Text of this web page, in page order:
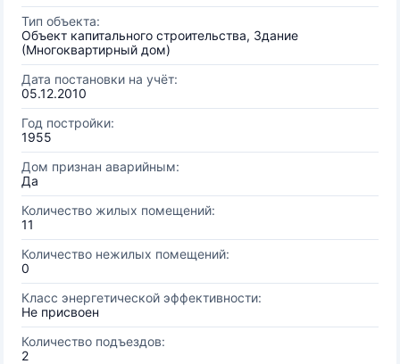
Тип объекта:
Объект капитального строительства, Здание
(Многоквартирный дом)
Дата постановки на учёт:
05.12.2010
Год постройки:
1955
Дом признан аварийным:
Да
Количество жилых помещений:
11
Количество нежилых помещений:
0
Класс энергетической эффективности:
Не присвоен
Количество подъездов:
2